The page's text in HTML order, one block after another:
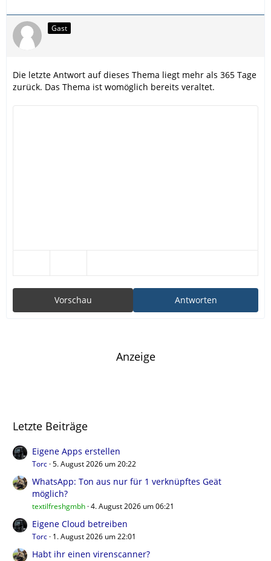
Gast
Die letzte Antwort auf dieses Thema liegt mehr als 365 Tage
zurück. Das Thema ist womöglich bereits veraltet.
Antworten
Vorschau
Anzeige
Letzte Beiträge
Eigene Apps erstellen
Torc 5. August 2026 um 20:22
WhatsApp: Ton aus nur für 1 verknüpftes Geät
möglich?
textilfreshgmbh 4. August 2026 um 06:21
Eigene Cloud betreiben
Torc 1. August 2026 um 22:01
Habt ihr einen virenscanner?